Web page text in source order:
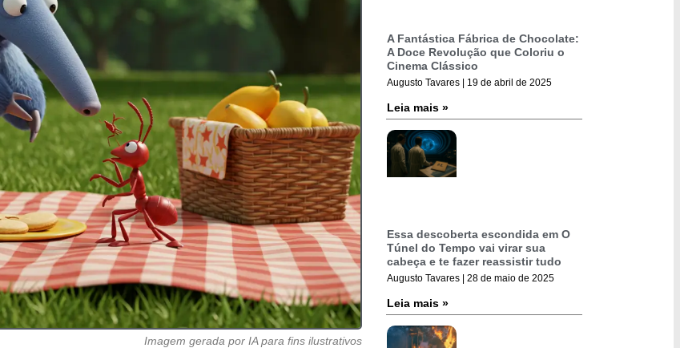
Imagem gerada por IA para fins ilustrativos
A Fantástica Fábrica de Chocolate:
A Doce Revolução que Coloriu o
Cinema Clássico
Augusto Tavares 19 de abril de 2025
Leia mais »
Essa descoberta escondida em O
Túnel do Tempo vai virar sua
cabeça e te fazer reassistir tudo
Augusto Tavares 28 de maio de 2025
Leia mais »